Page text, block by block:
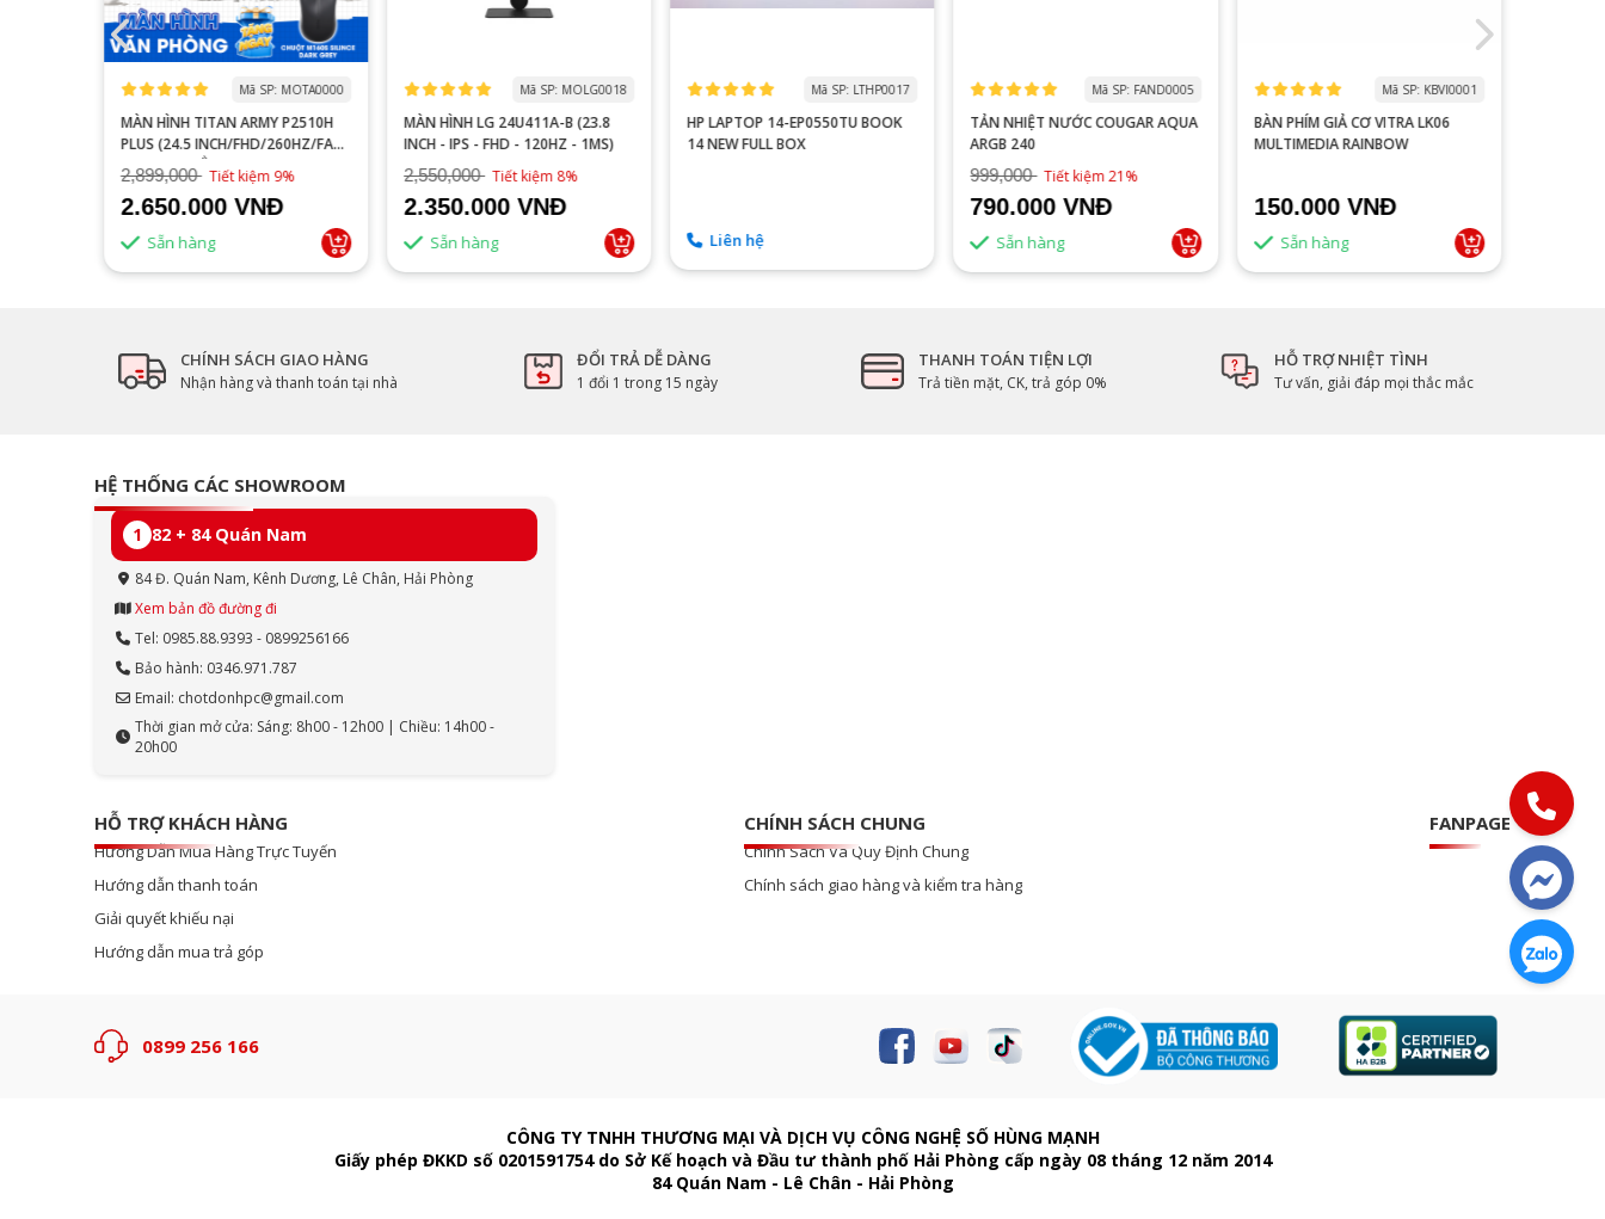
Mã SP: MOTA0000
MÀN HÌNH TITAN ARMY P2510H
PLUS (24.5 INCH/FHD/260HZ/FAST
IPS/1MS/PHẲNG)
2,899,000 Tiết kiệm 9%
2.650.000 VNĐ
Sẵn hàng
Mã SP: MOLG0018
MÀN HÌNH LG 24U411A-B (23.8
INCH - IPS - FHD - 120HZ - 1MS)
2,550,000 Tiết kiệm 8%
2.350.000 VNĐ
Sẵn hàng
Mã SP: LTHP0017
HP LAPTOP 14-EP0550TU BOOK
14 NEW FULL BOX
Liên hệ
Mã SP: FAND0005
TẢN NHIỆT NƯỚC COUGAR AQUA
ARGB 240
999,000 Tiết kiệm 21%
790.000 VNĐ
Sẵn hàng
Mã SP: KBVI0001
BÀN PHÍM GIẢ CƠ VITRA LK06
MULTIMEDIA RAINBOW
150.000 VNĐ
Sẵn hàng
CHÍNH SÁCH GIAO HÀNG
Nhận hàng và thanh toán tại nhà
ĐỔI TRẢ DỄ DÀNG
1 đổi 1 trong 15 ngày
THANH TOÁN TIỆN LỢI
Trả tiền mặt, CK, trả góp 0%
HỖ TRỢ NHIỆT TÌNH
Tư vấn, giải đáp mọi thắc mắc
HỆ THỐNG CÁC SHOWROOM
1 82 + 84 Quán Nam
84 Đ. Quán Nam, Kênh Dương, Lê Chân, Hải Phòng
Xem bản đồ đường đi
Tel: 0985.88.9393 - 0899256166
Bảo hành: 0346.971.787
Email: chotdonhpc@gmail.com
Thời gian mở cửa: Sáng: 8h00 - 12h00 | Chiều: 14h00 -
20h00
HỖ TRỢ KHÁCH HÀNG
Hướng Dẫn Mua Hàng Trực Tuyến
Hướng dẫn thanh toán
Giải quyết khiếu nại
Hướng dẫn mua trả góp
CHÍNH SÁCH CHUNG
Chính Sách Và Quy Định Chung
Chính sách giao hàng và kiểm tra hàng
FANPAGE
0899 256 166
CÔNG TY TNHH THƯƠNG MẠI VÀ DỊCH VỤ CÔNG NGHỆ SỐ HÙNG MẠNH
Giấy phép ĐKKD số 0201591754 do Sở Kế hoạch và Đầu tư thành phố Hải Phòng cấp ngày 08 tháng 12 năm 2014
84 Quán Nam - Lê Chân - Hải Phòng